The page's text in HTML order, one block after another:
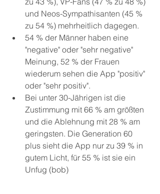
und Neos-Sympathisanten (45 %
zu 54 %) mehrheitlich dagegen.
54 % der Männer haben eine
"negative" oder "sehr negative"
Meinung, 52 % der Frauen
wiederum sehen die App "positiv"
oder "sehr positiv".
Bei unter 30-Jährigen ist die
Zustimmung mit 66 % am größten
und die Ablehnung mit 28 % am
geringsten. Die Generation 60
plus sieht die App nur zu 39 % in
gutem Licht, für 55 % ist sie ein
Unfug (bob)